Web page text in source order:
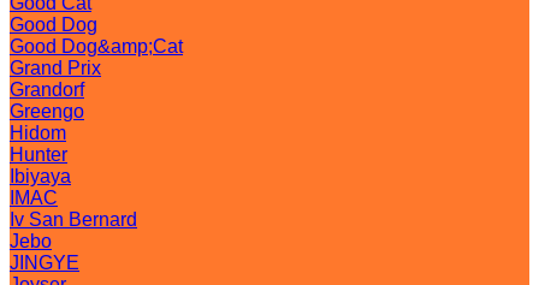
Good Dog
Good Dog&amp;Cat
Grand Prix
Grandorf
Greengo
Hidom
Hunter
Ibiyaya
IMAC
Iv San Bernard
Jebo
JINGYE